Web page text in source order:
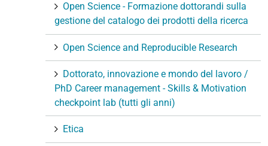
Open Science - Formazione dottorandi sulla
gestione del catalogo dei prodotti della ricerca
Open Science and Reproducible Research
Dottorato, innovazione e mondo del lavoro /
PhD Career management - Skills & Motivation
checkpoint lab (tutti gli anni)
Etica